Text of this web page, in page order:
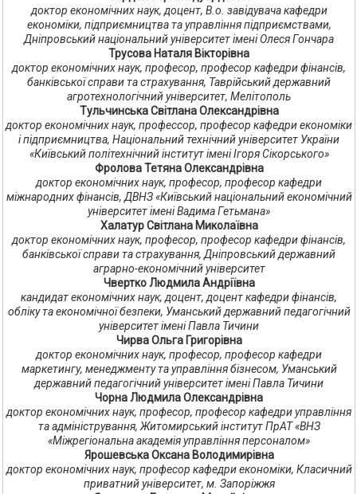
доктор економічних наук, доцент, В.о. завідувача кафедри
економіки, підприємництва та управління підприємствами,
Дніпровський національний університет імені Олеся Гончара
Трусова Наталя Вікторівна
доктор економічних наук, професор, професор кафедри фінансів,
банківської справи та страхування, Таврійський державний
агротехнологічний університет, Мелітополь
Тульчинська Світлана Олександрівна
доктор економічних наук, профессор, професор кафедри економіки
і підприємництва, Національний технічний університет України
«Київський політехнічний інститут імені Ігоря Сікорського»
Фролова Тетяна Олександрівна
доктор економічних наук, професор, професор кафедри
міжнародних фінансів, ДВНЗ «Київський національний економічний
університет імені Вадима Гетьмана»
Халатур Світлана Миколаївна
доктор економічних наук, професор, професор кафедри фінансів,
банківської справи та страхування, Дніпровський державний
аграрно-економічний університет
Чвертко Людмила Андріївна
кандидат економічних наук, доцент, доцент кафедри фінансів,
обліку та економічної безпеки, Уманський державний педагогічний
університет імені Павла Тичини
Чирва Ольга Григорівна
доктор економічних наук, професор, професор кафедри
маркетингу, менеджменту та управління бізнесом, Уманський
державний педагогічний університет імені Павла Тичини
Чорна Людмила Олександрівна
доктор економічних наук, професор, професор кафедри управління
та адміністрування, Житомирський інститут ПрАТ «ВНЗ
«Міжрегіональна академія управління персоналом»
Ярошевська Оксана Володимирівна
доктор економічних наук, професор кафедри економіки, Класичний
приватний університет, м. Запоріжжя